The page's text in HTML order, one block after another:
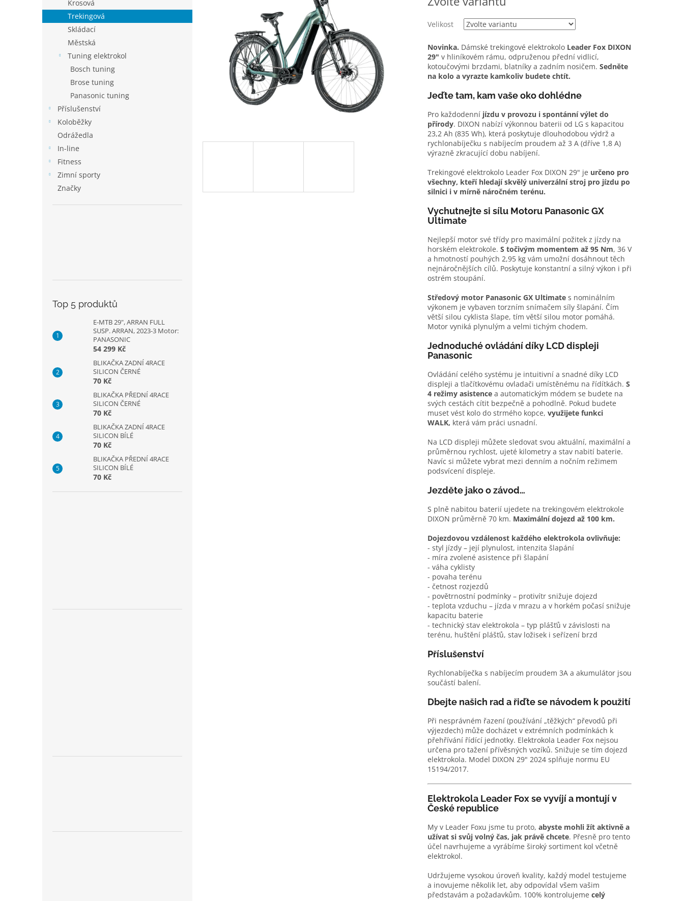
a
n
Krosová
Trekingová
Skládací
Městská
Tuning elektrokol
Bosch tuning
Brose tuning
Panasonic tuning
Příslušenství
Koloběžky
Odrážedla
In-line
Fitness
Zimní sporty
Značky
Top 5 produktů
E-MTB 29", ARRAN FULL
SUSP. ARRAN, 2023-3 Motor:
PANASONIC
54 299 Kč
BLIKAČKA ZADNÍ 4RACE
SILICON ČERNÉ
70 Kč
BLIKAČKA PŘEDNÍ 4RACE
SILICON ČERNÉ
70 Kč
BLIKAČKA ZADNÍ 4RACE
SILICON BÍLÉ
70 Kč
BLIKAČKA PŘEDNÍ 4RACE
SILICON BÍLÉ
70 Kč
hvězdiček.
cena:
Velikost
Novinka. Dámské trekingové elektrokolo Leader Fox DIXON
29" v hliníkovém rámu, odpruženou přední vidlicí,
kotoučovými brzdami, blatníky a zadním nosičem. Sedněte
na kolo a vyrazte kamkoliv budete chtít.
Jeďte tam, kam vaše oko dohlédne
Pro každodenní jízdu v provozu i spontánní výlet do
přírody. DIXON nabízí výkonnou baterii od LG s kapacitou
23,2 Ah (835 Wh), která poskytuje dlouhodobou výdrž a
rychlonabíječku s nabíjecím proudem až 3 A (dříve 1,8 A)
výrazně zkracující dobu nabíjení.
Trekingové elektrokolo Leader Fox DIXON 29" je určeno pro
všechny, kteří hledají skvělý univerzální stroj pro jízdu po
silnici i v mírně náročném terénu.
Vychutnejte si sílu Motoru Panasonic GX
Ultimate
Nejlepší motor své třídy pro maximální požitek z jízdy na
horském elektrokole. S točivým momentem až 95 Nm, 36 V
a hmotností pouhých 2,95 kg vám umožní dosáhnout těch
nejnáročnějších cílů. Poskytuje konstantní a silný výkon i při
ostrém stoupání.
Středový motor Panasonic GX Ultimate s nominálním
výkonem je vybaven torzním snímačem síly šlapání. Čím
větší silou cyklista šlape, tím větší silou motor pomáhá.
Motor vyniká plynulým a velmi tichým chodem.
Jednoduché ovládání díky LCD displeji
Panasonic
Ovládání celého systému je intuitivní a snadné díky LCD
displeji a tlačítkovému ovladači umístěnému na řídítkách. S
4 režimy asistence a automatickým módem se budete na
svých cestách cítit bezpečně a pohodlně. Pokud budete
muset vést kolo do strmého kopce, využijete funkci
WALK, která vám práci usnadní.
Na LCD displeji můžete sledovat svou aktuální, maximální a
průměrnou rychlost, ujeté kilometry a stav nabití baterie.
Navíc si můžete vybrat mezi denním a nočním režimem
podsvícení displeje.
Jezděte jako o závod…
S plně nabitou baterií ujedete na trekingovém elektrokole
DIXON průměrně 70 km. Maximální dojezd až 100 km.
Dojezdovou vzdálenost každého elektrokola ovlivňuje:
- styl jízdy – její plynulost, intenzita šlapání
- míra zvolené asistence při šlapání
- váha cyklisty
- povaha terénu
- četnost rozjezdů
- povětrnostní podmínky – protivítr snižuje dojezd
- teplota vzduchu – jízda v mrazu a v horkém počasí snižuje
kapacitu baterie
- technický stav elektrokola – typ plášťů v závislosti na
terénu, huštění plášťů, stav ložisek i seřízení brzd
Příslušenství
Rychlonabíječka s nabíjecím proudem 3A a akumulátor jsou
součástí balení.
Dbejte našich rad a řiďte se návodem k použití
Při nesprávném řazení (používání „těžkých“ převodů při
výjezdech) může docházet v extrémních podmínkách k
přehřívání řídící jednotky. Elektrokola Leader Fox nejsou
určena pro tažení přívěsných vozíků. Snižuje se tím dojezd
elektrokola. Model DIXON 29" 2024 splňuje normu EU
15194/2017.
Elektrokola Leader Fox se vyvíjí a montují v
České republice
My v Leader Foxu jsme tu proto, abyste mohli žít aktivně a
užívat si svůj volný čas, jak právě chcete. Přesně pro tento
účel navrhujeme a vyrábíme široký sortiment kol včetně
elektrokol.
Udržujeme vysokou úroveň kvality, každý model testujeme
a inovujeme několik let, aby odpovídal všem vašim
představám a požadavkům. 100% kontrolujeme celý